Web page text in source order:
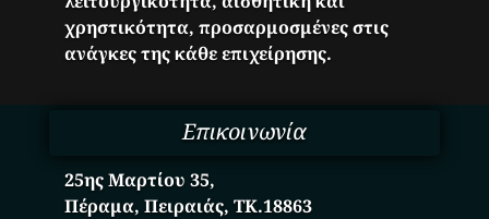
χρηστικότητα, προσαρμοσμένες στις
ανάγκες της κάθε επιχείρησης.
Επικοινωνία
25ης Μαρτίου 35,
Πέραμα, Πειραιάς, ΤΚ.18863